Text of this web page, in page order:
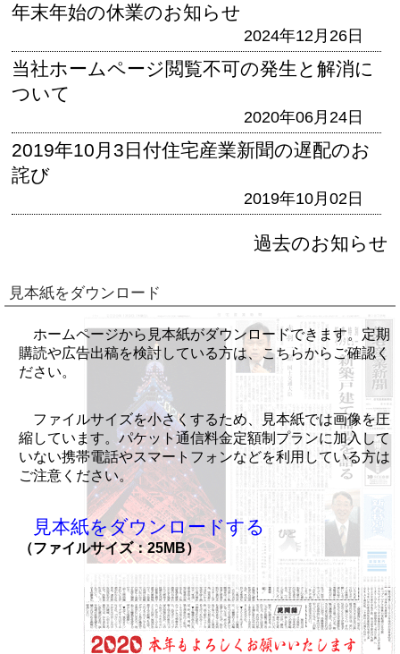
年末年始の休業のお知らせ
2024年12月26日
当社ホームページ閲覧不可の発生と解消に
ついて
2020年06月24日
2019年10月3日付住宅産業新聞の遅配のお
詫び
2019年10月02日
過去のお知らせ
見本紙をダウンロード
ホームページから見本紙がダウンロードできます。定期
購読や広告出稿を検討している方は、こちらからご確認く
ださい。
ファイルサイズを小さくするため、見本紙では画像を圧
縮しています。パケット通信料金定額制プランに加入して
いない携帯電話やスマートフォンなどを利用している方は
ご注意ください。
見本紙をダウンロードする
（ファイルサイズ：25MB）